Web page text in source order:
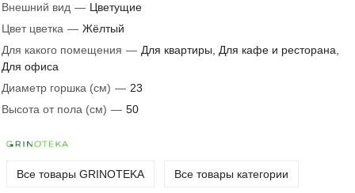
Внешний вид — Цветущие
Цвет цветка — Жёлтый
Для какого помещения — Для квартиры, Для кафе и ресторана,
Для офиса
Диаметр горшка (см) — 23
Высота от пола (см) — 50
Все товары GRINOTEKA Все товары категории